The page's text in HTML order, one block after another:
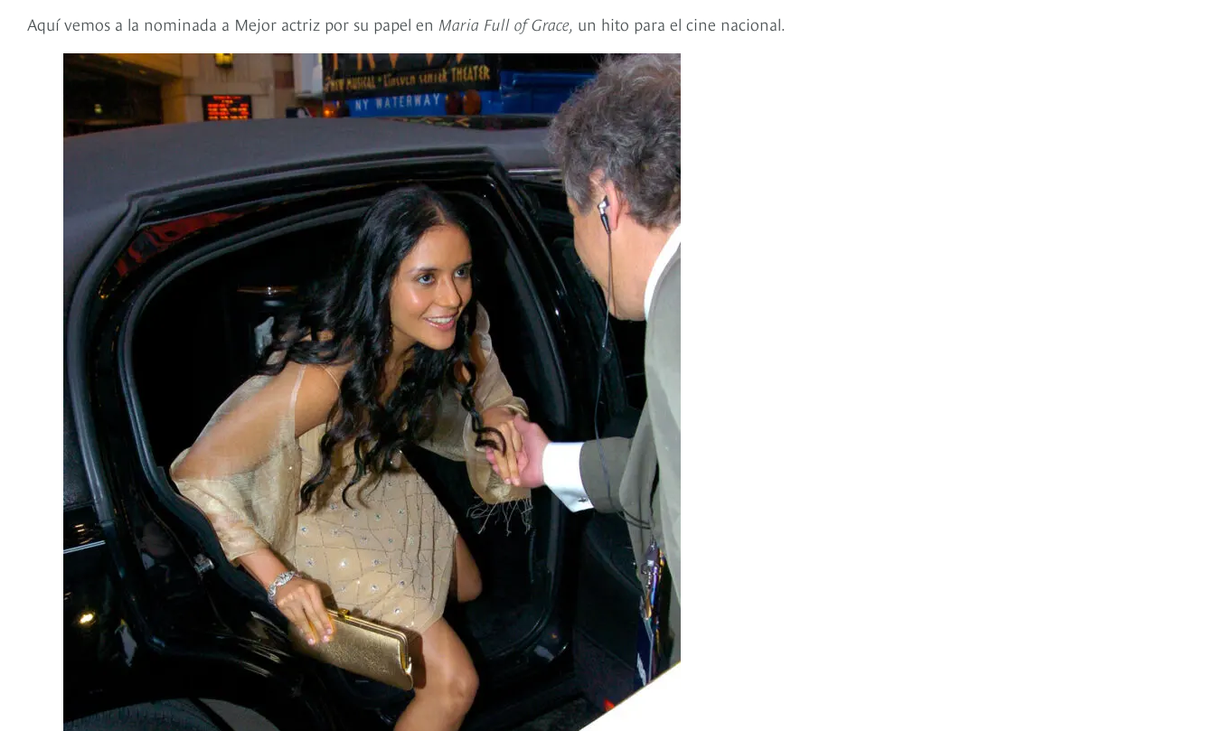
Aquí vemos a la nominada a Mejor actriz por su papel en Maria Full of Grace, un hito para el cine nacional.